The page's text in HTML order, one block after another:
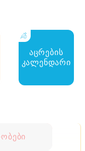
აცრების
კალენდარი